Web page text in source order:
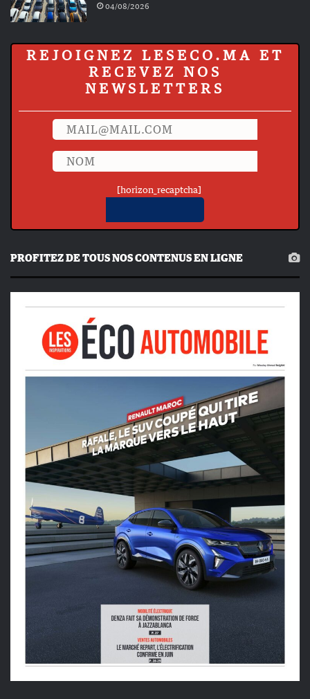
04/08/2026
REJOIGNEZ LESECO.MA ET
RECEVEZ NOS
NEWSLETTERS
[horizon_recaptcha]
PROFITEZ DE TOUS NOS CONTENUS EN LIGNE